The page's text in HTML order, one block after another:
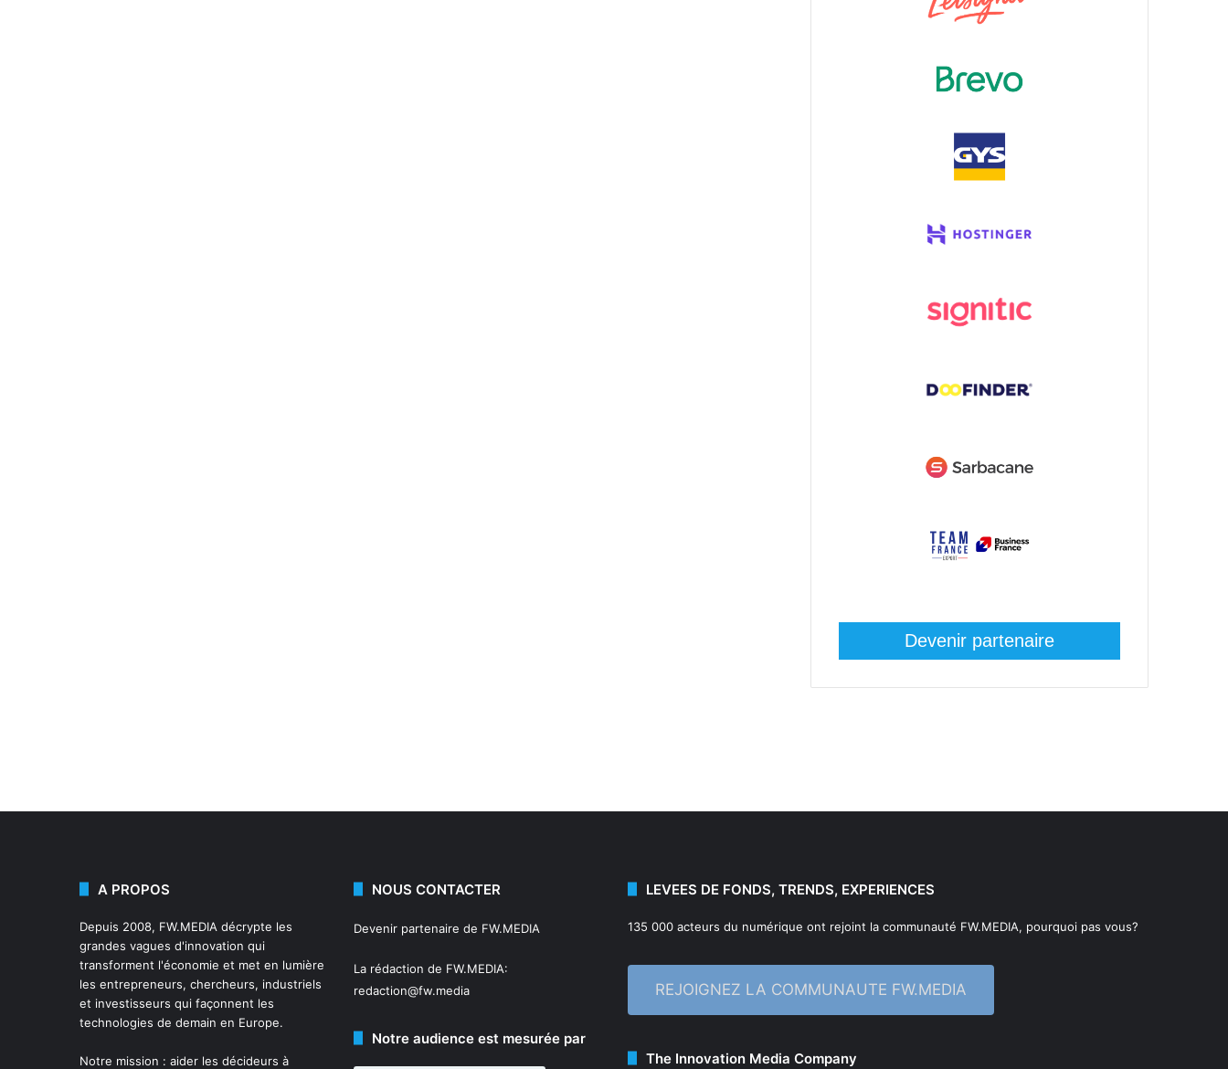
Devenir partenaire
A PROPOS
Depuis 2008, FW.MEDIA décrypte les
grandes vagues d'innovation qui
transforment l'économie et met en lumière
les entrepreneurs, chercheurs, industriels
et investisseurs qui façonnent les
technologies de demain en Europe.
Notre mission : aider les décideurs à
NOUS CONTACTER
Devenir partenaire de FW.MEDIA
La rédaction de FW.MEDIA:
redaction@fw.media
Notre audience est mesurée par
LEVEES DE FONDS, TRENDS, EXPERIENCES
135 000 acteurs du numérique ont rejoint la communauté FW.MEDIA, pourquoi pas vous?
REJOIGNEZ LA COMMUNAUTE FW.MEDIA
The Innovation Media Company